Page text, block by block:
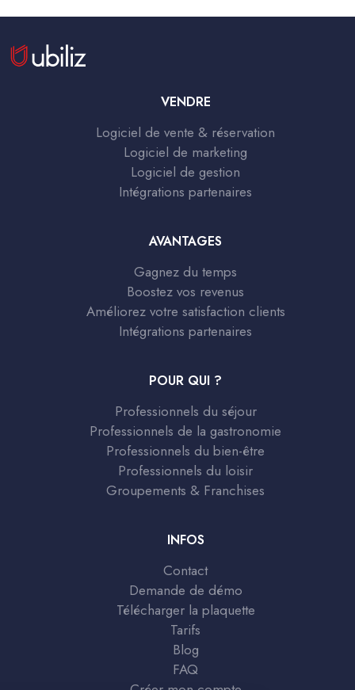
VENDRE
Logiciel de vente & réservation
Logiciel de marketing
Logiciel de gestion
Intégrations partenaires
AVANTAGES
Gagnez du temps
Boostez vos revenus
Améliorez votre satisfaction clients
Intégrations partenaires
POUR QUI ?
Professionnels du séjour
Professionnels de la gastronomie
Professionnels du bien-être
Professionnels du loisir
Groupements & Franchises
INFOS
Contact
Demande de démo
Télécharger la plaquette
Tarifs
Blog
FAQ